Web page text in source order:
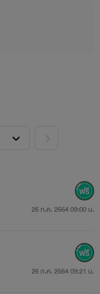
าและเธอได้กลับมา
ก็กลับมาตามตื๊อ ขอ
คู่จะเป็นอย่างไร ฝาก
26 ก.ค. 2564 09:00 น.
26 ก.ค. 2564 09:21 น.